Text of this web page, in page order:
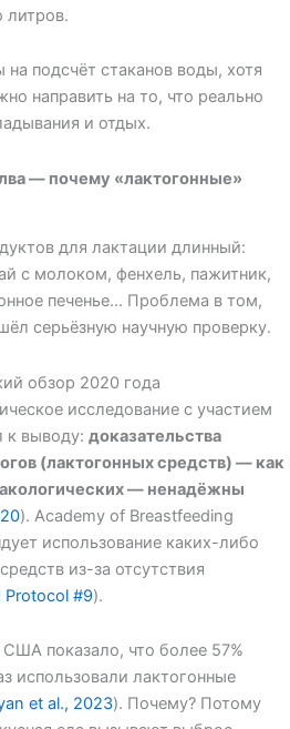
литров.
подсчёт стаканов воды, хотя
направить на то, что реально
и отдых.
— почему «лактогонные»
для лактации длинный:
с молоком, фенхель, пажитник,
печенье… Проблема в том,
серьёзную научную проверку.
обзор 2020 года
исследование с участием
выводу: доказательства
(лактогонных средств) — как
— ненадёжны
). Academy of Breastfeeding
использование каких-либо
из-за отсутствия
Protocol #9).
показало, что более 57%
использовали лактогонные
et al., 2023). Почему? Потому